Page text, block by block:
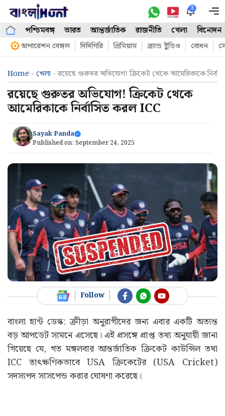
Skip
content
3
পশ্চিমবঙ্গ ভারত আন্তর্জাতিক রাজনীতি খেলা বিনোদন
অপারেশন বেঙ্গল দিদিগিরি প্রিমিয়াম ব্র্যান্ড ষ্টুডিও বোধন
Home - খেলা -রয়েছে গুরুতর অভিযোগ! ক্রিকেট থেকে আমেরিকাকে
রয়েছে গুরুতর অভিযোগ! ক্রিকেট থেকে
আমেরিকাকে নির্বাসিত করল ICC
Sayak Panda
Published on: September 24, 2025
Follow
বাংলা হান্ট ডেস্ক: ক্রীড়া অনুরাগীদের জন্য এবার একটি অত্যন্ত
বড় আপডেট সামনে এসেছে। এই প্রসঙ্গে প্রাপ্ত তথ্য অনুযায়ী জানা
গিয়েছে যে, গত মঙ্গলবার আন্তর্জাতিক ক্রিকেট কাউন্সিল তথা
ICC তাৎক্ষণিকভাবে USA ক্রিকেটের (USA Cricket)
সদস্যপদ সাসপেন্ড করার ঘোষণা করেছে।